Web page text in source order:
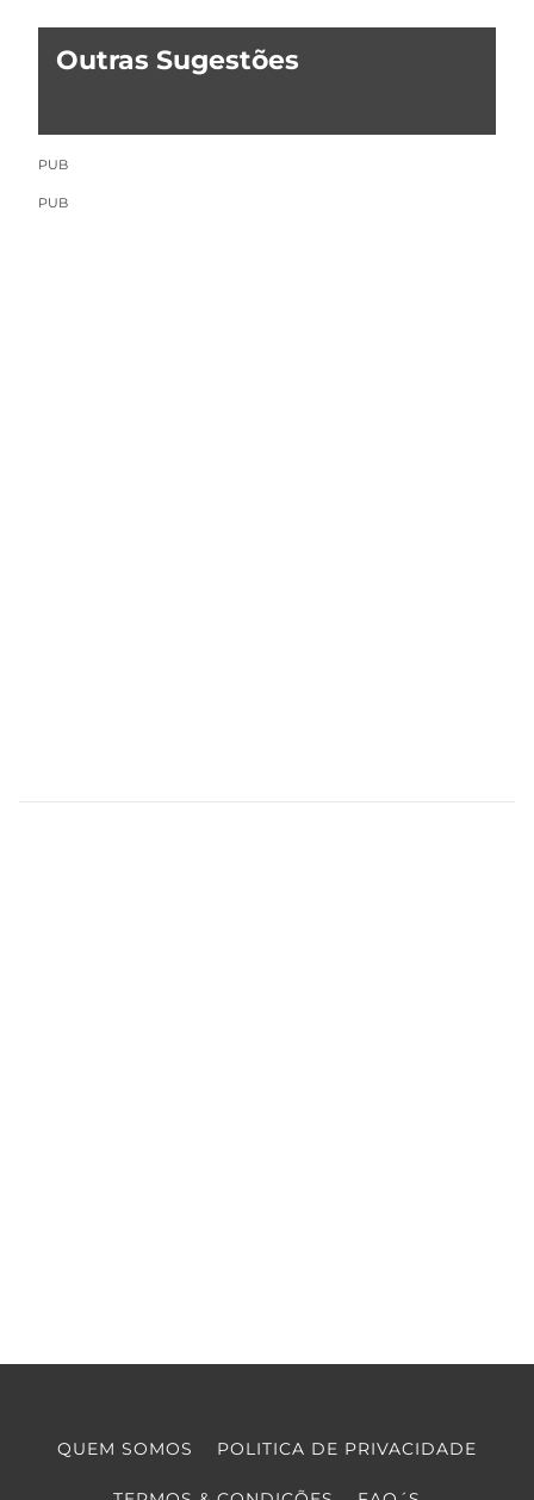
Outras Sugestões
PUB
PUB
QUEM SOMOS POLITICA DE PRIVACIDADE